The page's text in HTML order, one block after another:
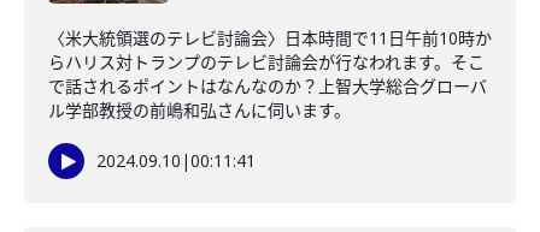
〈米大統領選のテレビ討論会〉日本時間で11日午前10時か
らハリス対トランプのテレビ討論会が行なわれます。そこ
で話されるポイントはなんなのか？上智大学総合グローバ
ル学部教授の前嶋和弘さんに伺います。
2024.09.10 |00:11:41